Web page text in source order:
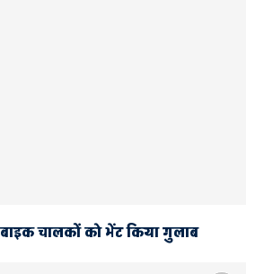
चालकों को भेंट किया गुलाब